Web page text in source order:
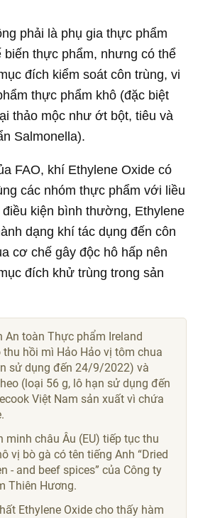
phải là phụ gia thực phẩm
biến thực phẩm, nhưng có thể
đích kiểm soát côn trùng, vi
thực phẩm khô (đặc biệt
thảo mộc như ớt bột, tiêu và
Salmonella).
FAO, khí Ethylene Oxide có
các nhóm thực phẩm với liều
kiện bình thường, Ethylene
dạng khí tác dụng đến côn
cơ chế gây độc hô hấp nên
đích khử trùng trong sản
An toàn Thực phẩm Ireland
thu hồi mì Hảo Hảo vị tôm chua
sử dụng đến 24/9/2022) và
(loại 56 g, lô hạn sử dụng đến
Việt Nam sản xuất vì chứa
minh châu Âu (EU) tiếp tục thu
vị bò gà có tên tiếng Anh “Dried
- and beef spices” của Công ty
Thiên Hương.
Ethylene Oxide cho thấy hàm